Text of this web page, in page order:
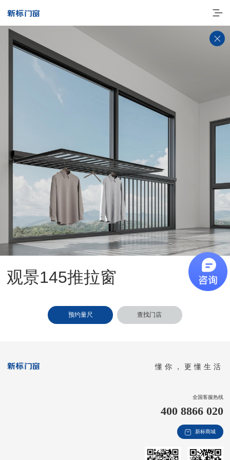
高端门窗
一体化产品
门窗实力派
理想生活
新视界
加盟合作
观景145推拉窗
预约量尺 查找门店
懂你，更懂生活
全国客服热线
400 8866 020
新标商城